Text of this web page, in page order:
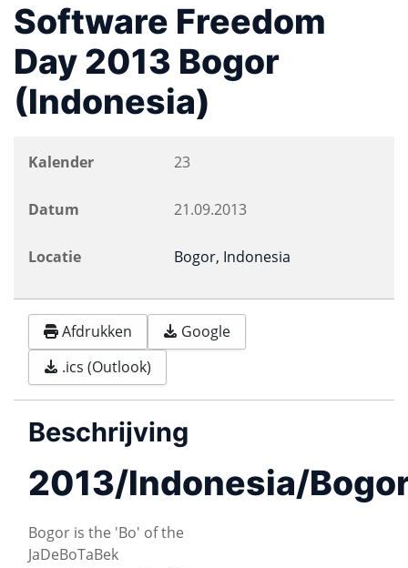
Software Freedom
Day 2013 Bogor
(Indonesia)
Kalender 23
Datum 21.09.2013
Locatie Bogor, Indonesia
Afdrukken
Google
.ics (Outlook)
Beschrijving
2013/Indonesia/
Bogor is the 'Bo' of the
JaDeBoTaBek